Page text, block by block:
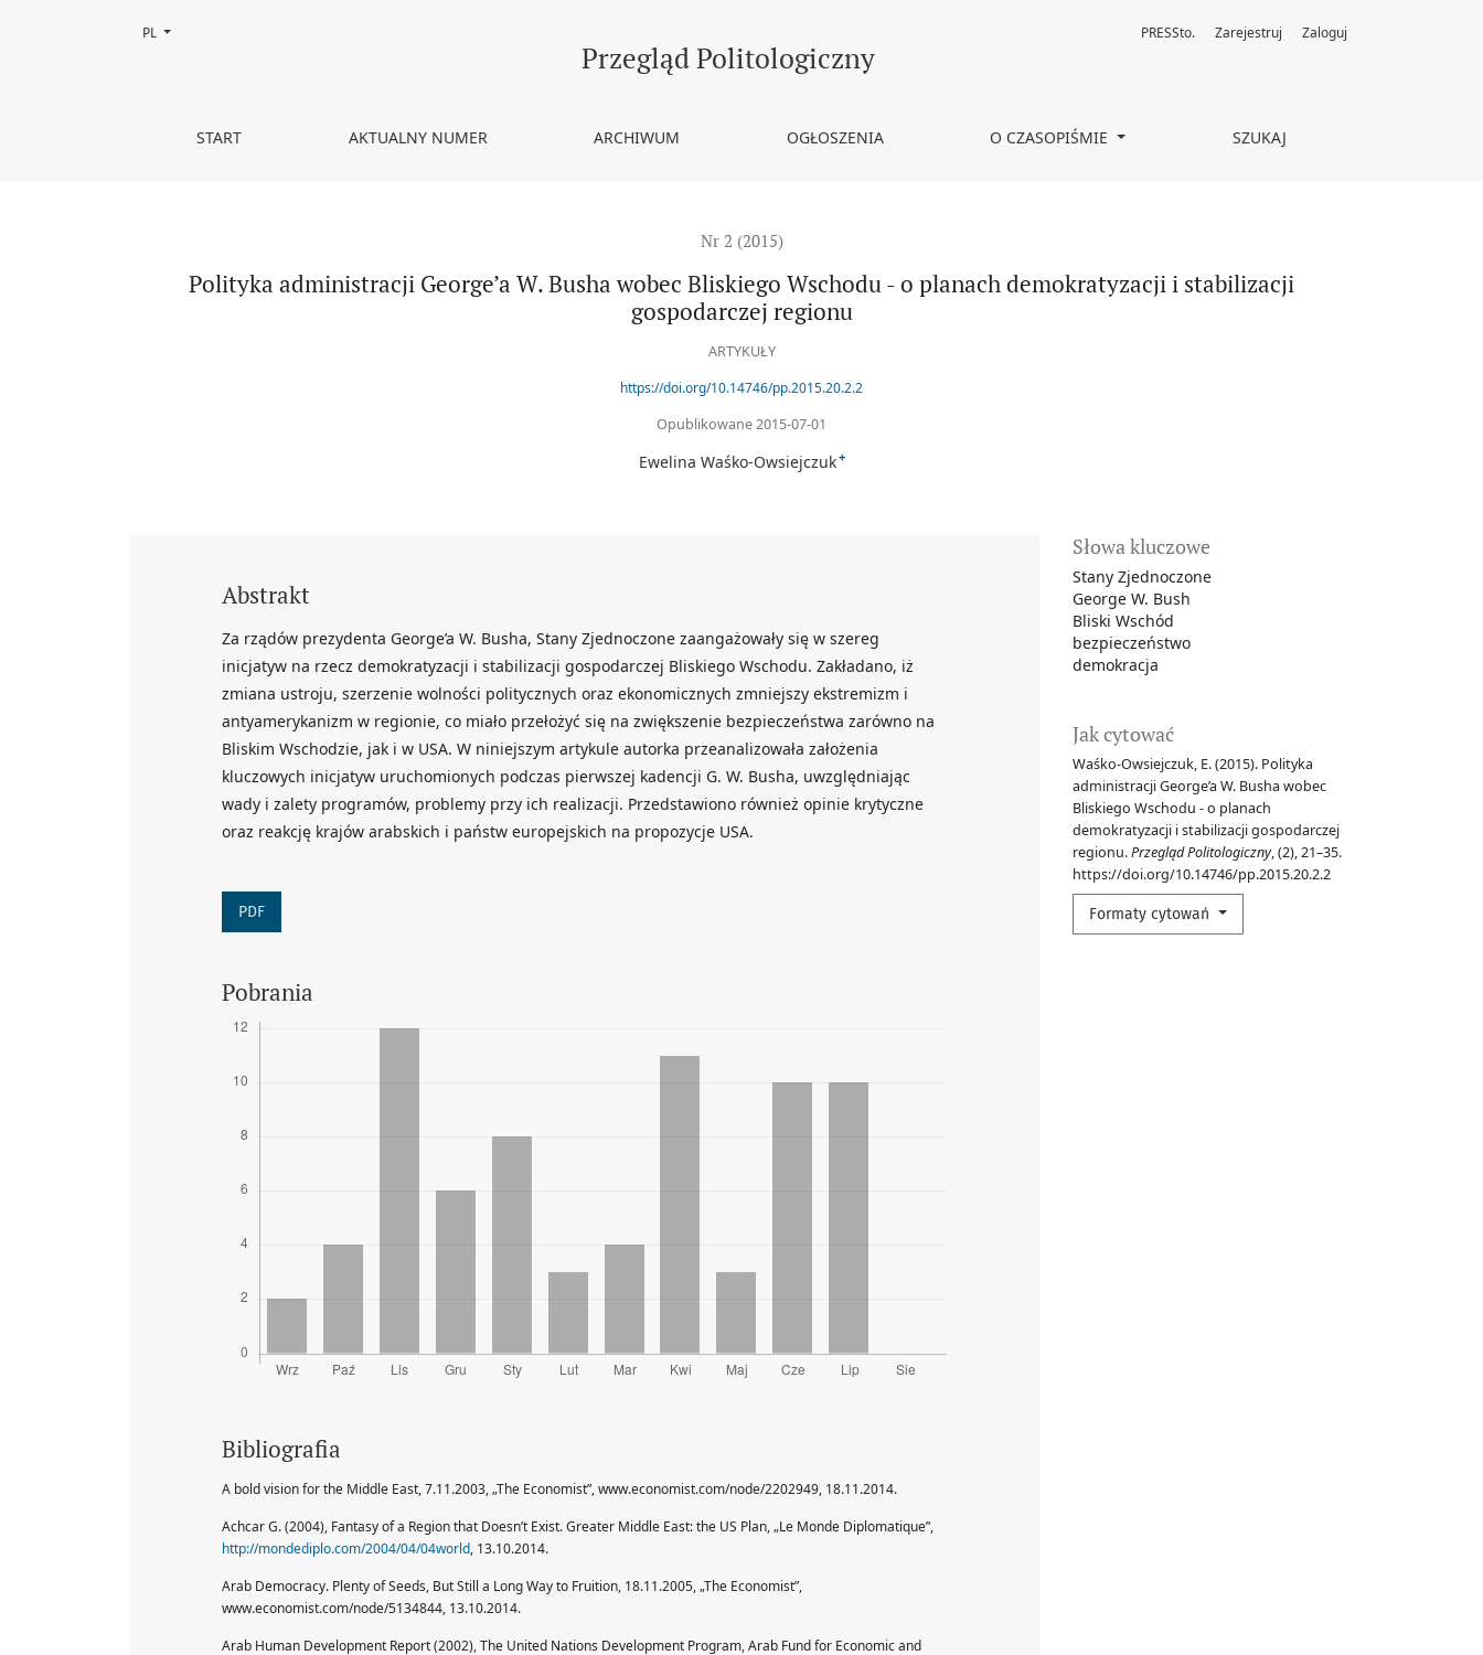
Polityka administracji George’a W. Busha wobec Bliskiego Wschodu - o planach demokratyzacji i stabilizacji gospodarczej regionu
Przegląd Politologiczny
START AKTUALNY NUMER ARCHIWUM OGŁOSZENIA O CZASOPIŚMIE SZUKAJ
PRESSto. Zarejestruj Zaloguj
Zmień język, obecnie wybrany to:
PL
Nr 2 (2015)
Polityka administracji George’a W. Busha wobec Bliskiego Wschodu - o planach demokratyzacji i stabilizacji
gospodarczej regionu
ARTYKUŁY
https://doi.org/10.14746/pp.2015.20.2.2
Opublikowane 2015-07-01
Ewelina Waśko-Owsiejczuk +
Słowa kluczowe
Stany Zjednoczone
George W. Bush
Bliski Wschód
bezpieczeństwo
demokracja
Jak cytować
Waśko-Owsiejczuk, E. (2015). Polityka
administracji George’a W. Busha wobec
Bliskiego Wschodu - o planach
demokratyzacji i stabilizacji gospodarczej
regionu.Przegląd Politologiczny, (2), 21–35.
https://doi.org/10.14746/pp.2015.20.2.2
Formaty cytowań
Abstrakt
Za rządów prezydenta George’a W. Busha, Stany Zjednoczone zaangażowały się w szereg
inicjatyw na rzecz demokratyzacji i stabilizacji gospodarczej Bliskiego Wschodu. Zakładano, iż
zmiana ustroju, szerzenie wolności politycznych oraz ekonomicznych zmniejszy ekstremizm i
antyamerykanizm w regionie, co miało przełożyć się na zwiększenie bezpieczeństwa zarówno na
Bliskim Wschodzie, jak i w USA. W niniejszym artykule autorka przeanalizowała założenia
kluczowych inicjatyw uruchomionych podczas pierwszej kadencji G. W. Busha, uwzględniając
wady i zalety programów, problemy przy ich realizacji. Przedstawiono również opinie krytyczne
oraz reakcję krajów arabskich i państw europejskich na propozycje USA.
PDF
Pobrania
Bibliografia
A bold vision for the Middle East, 7.11.2003, „The Economist”, www.economist.com/node/2202949, 18.11.2014.
Achcar G. (2004), Fantasy of a Region that Doesn’t Exist. Greater Middle East: the US Plan, „Le Monde Diplomatique”,
http://mondediplo.com/2004/04/04world, 13.10.2014.
Arab Democracy. Plenty of Seeds, But Still a Long Way to Fruition, 18.11.2005, „The Economist”,
www.economist.com/node/5134844, 13.10.2014.
Arab Human Development Report (2002), The United Nations Development Program, Arab Fund for Economic and